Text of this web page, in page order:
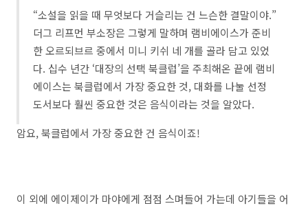
“소설을 읽을 때 무엇보다 거슬리는 건 느슨한 결말이야.”
더그 리프먼 부소장은 그렇게 말하며 램비에이스가 준비
한 오르되브르 중에서 미니 키쉬 네 개를 골라 담고 있었
다. 십수 년간 ‘대장의 선택 북클럽’을 주최해온 끝에 램비
에이스는 북클럽에서 가장 중요한 것, 대화를 나눌 선정
도서보다 훨씬 중요한 것은 음식이라는 것을 알았다.
암요, 북클럽에서 가장 중요한 건 음식이죠!
이 외에 에이제이가 마야에게 점점 스며들어 가는데 아기들을 어